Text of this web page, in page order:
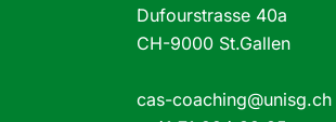
Dufourstrasse 40a
CH-9000 St.Gallen
cas-coaching@unisg.ch